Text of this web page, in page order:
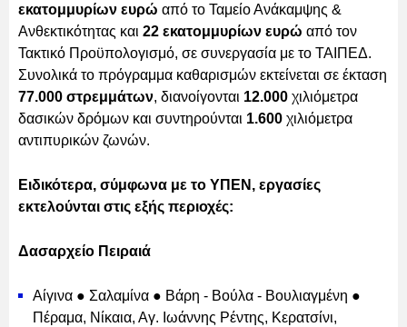
εκατομμυρίων ευρώ από το Ταμείο Ανάκαμψης &
Ανθεκτικότητας και 22 εκατομμυρίων ευρώ από τον
Τακτικό Προϋπολογισμό, σε συνεργασία με το ΤΑΙΠΕΔ.
Συνολικά το πρόγραμμα καθαρισμών εκτείνεται σε έκταση
77.000 στρεμμάτων, διανοίγονται 12.000 χιλιόμετρα
δασικών δρόμων και συντηρούνται 1.600 χιλιόμετρα
αντιπυρικών ζωνών.
Ειδικότερα, σύμφωνα με το ΥΠΕΝ, εργασίες
εκτελούνται στις εξής περιοχές:
Δασαρχείο Πειραιά
Αίγινα ● Σαλαμίνα ● Βάρη - Βούλα - Βουλιαγμένη ●
Πέραμα, Νίκαια, Αγ. Ιωάννης Ρέντης, Κερατσίνι,